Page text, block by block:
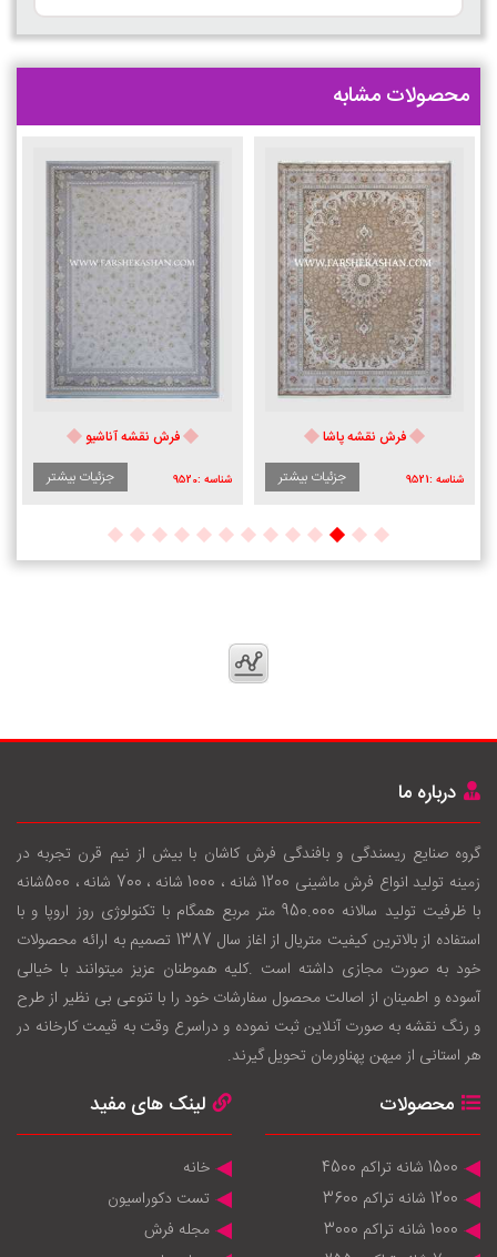
محصولات مشابه
فرش نقشه پاشا
شناسه :9521 جزئیات بیشتر
فرش نقشه آناشیو
شناسه :9520 جزئیات بیشتر
درباره ما
گروه صنایع ریسندگی و بافندگی فرش کاشان با بيش از نيم قرن تجربه در
زمينه توليد انواع فرش ماشینی 1200 شانه ، 1000 شانه ، 700 شانه ، 500شانه
با ظرفيت توليد سالانه 950.000 متر مربع همگام با تکنولوژی روز اروپا و با
استفاده از بالاترين کيفيت متريال از اغاز سال 1387 تصميم به ارائه محصولات
خود به صورت مجازی داشته است .کليه هموطنان عزيز ميتوانند با خيالی
آسوده و اطمينان از اصالت محصول سفارشات خود را با تنوعی بی نظير از طرح
و رنگ نقشه به صورت آنلاين ثبت نموده و دراسرع وقت به قيمت کارخانه در
هر استانی از ميهن پهناورمان تحويل گيرند.
محصولات
1500 شانه تراکم 4500
1200 شانه تراکم 3600
1000 شانه تراکم 3000
لینک های مفید
خانه
تست دکوراسیون
مجله فرش